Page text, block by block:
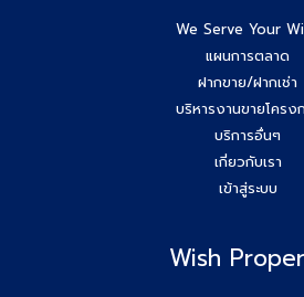
We Serve Your
แผนการตลาด
ฝากขาย/ฝากเช่า
บริหารงานขายโครง
บริการอื่นๆ
เกี่ยวกับเรา
เข้าสู่ระบบ
Wish